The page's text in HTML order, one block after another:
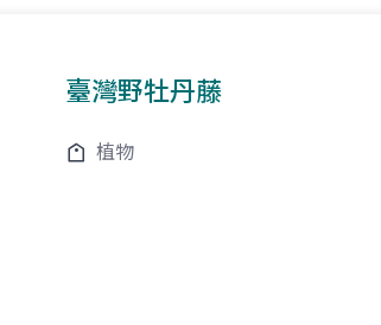
臺灣野牡丹藤
植物